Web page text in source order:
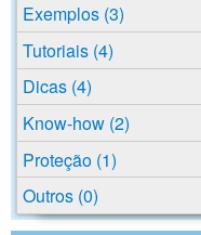
Exemplos (3)
Tutoriais (4)
Dicas (4)
Know-how (2)
Proteção (1)
Outros (0)